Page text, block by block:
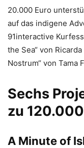
20.000 Euro
auf das indigene
91interactive
the Sea“ von
Nostrum“ von Tama
Sechs
zu
A Minute of